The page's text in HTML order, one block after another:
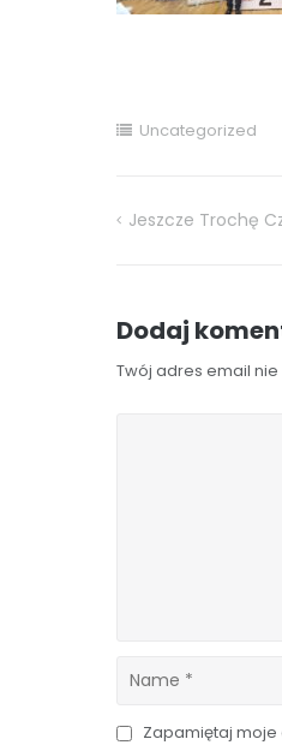
Uncategorized
Nawigacja
Jeszcze Trochę
Dodaj
Twój adres email
Zapamiętaj